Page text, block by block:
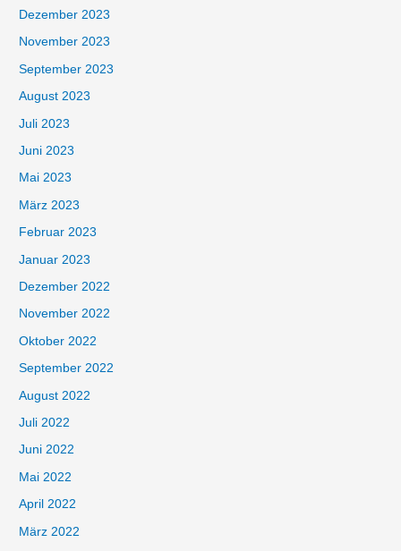
Dezember 2023
November 2023
September 2023
August 2023
Juli 2023
Juni 2023
Mai 2023
März 2023
Februar 2023
Januar 2023
Dezember 2022
November 2022
Oktober 2022
September 2022
August 2022
Juli 2022
Juni 2022
Mai 2022
April 2022
März 2022